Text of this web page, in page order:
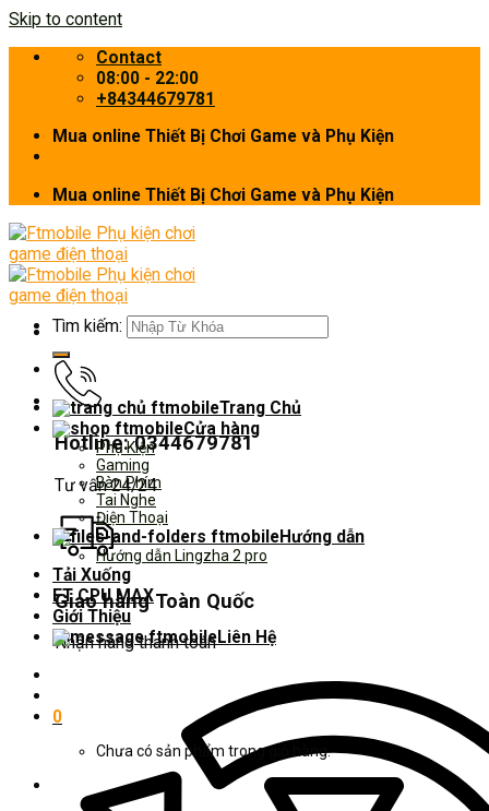
Skip to content
Contact
08:00 - 22:00
+84344679781
Mua online Thiết Bị Chơi Game và Phụ Kiện
Mua online Thiết Bị Chơi Game và Phụ Kiện
Hotline: 0344679781
Tư vấn 24/24
Giao hàng Toàn Quốc
Nhận hàng thanh toán
Tìm kiếm:
Trang Chủ
Cửa hàng
Phụ Kiện
Gaming
Bàn Phím
Tai Nghe
Điện Thoại
Hướng dẫn
Hướng dẫn Lingzha 2 pro
Tải Xuống
FT CPU MAX
Giới Thiệu
Liên Hệ
0
Chưa có sản phẩm trong giỏ hàng.